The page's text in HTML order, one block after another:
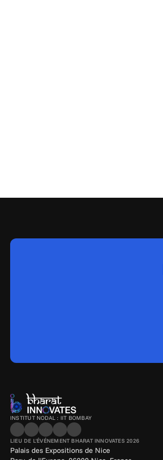
INSTITUT NODAL : IIT BOMBAY
LIEU DE L'ÉVÉNEMENT BHARAT INNOVATES 2026
Palais des Expositions de Nice